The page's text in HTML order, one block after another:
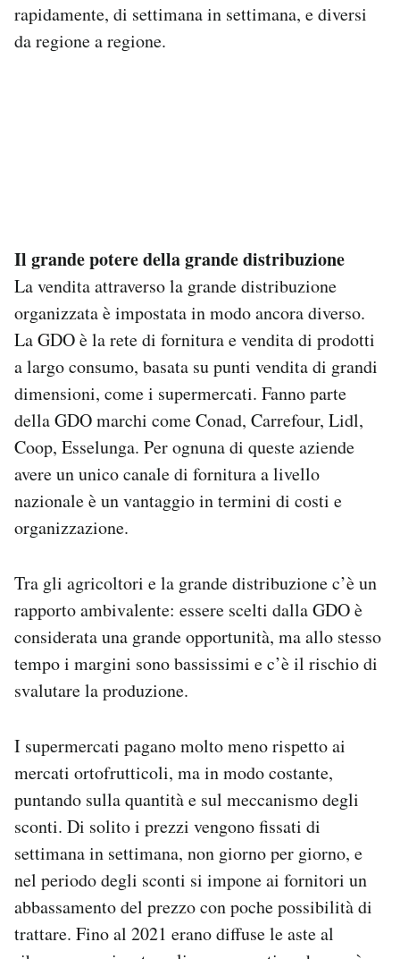
rapidamente, di settimana in settimana, e diversi
da regione a regione.
Il grande potere della grande distribuzione
La vendita attraverso la grande distribuzione
organizzata è impostata in modo ancora diverso.
La GDO è la rete di fornitura e vendita di prodotti
a largo consumo, basata su punti vendita di grandi
dimensioni, come i supermercati. Fanno parte
della GDO marchi come Conad, Carrefour, Lidl,
Coop, Esselunga. Per ognuna di queste aziende
avere un unico canale di fornitura a livello
nazionale è un vantaggio in termini di costi e
organizzazione.
Tra gli agricoltori e la grande distribuzione c’è un
rapporto ambivalente: essere scelti dalla GDO è
considerata una grande opportunità, ma allo stesso
tempo i margini sono bassissimi e c’è il rischio di
svalutare la produzione.
I supermercati pagano molto meno rispetto ai
mercati ortofrutticoli, ma in modo costante,
puntando sulla quantità e sul meccanismo degli
sconti. Di solito i prezzi vengono fissati di
settimana in settimana, non giorno per giorno, e
nel periodo degli sconti si impone ai fornitori un
abbassamento del prezzo con poche possibilità di
trattare. Fino al 2021 erano diffuse le aste al